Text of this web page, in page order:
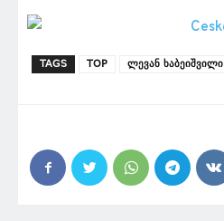
TAGS TOP ლევან ხაბეიშვილი